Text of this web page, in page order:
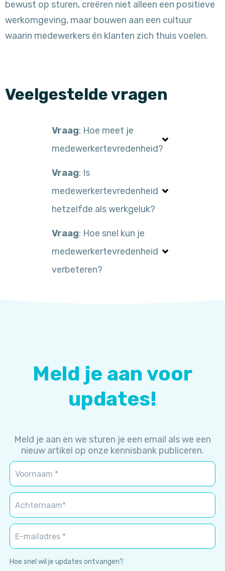
bewust op sturen, creëren niet alleen een positieve
werkomgeving, maar bouwen aan een cultuur
waarin medewerkers én klanten zich thuis voelen.
Veelgestelde vragen
Vraag: Hoe meet je
medewerkertevredenheid?
Vraag: Is
medewerkertevredenheid
hetzelfde als werkgeluk?
Vraag: Hoe snel kun je
medewerkertevredenheid
verbeteren?
Meld je aan voor
updates!
Meld je aan en we sturen je een email als we een
nieuw artikel op onze kennisbank publiceren.
Hoe snel wil je updates ontvangen?